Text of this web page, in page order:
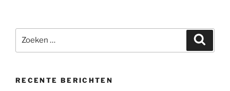
naar:
RECENTE BERICHTEN